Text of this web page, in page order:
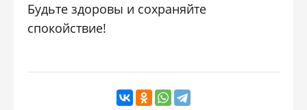
Будьте здоровы и сохраняйте
спокойствие!